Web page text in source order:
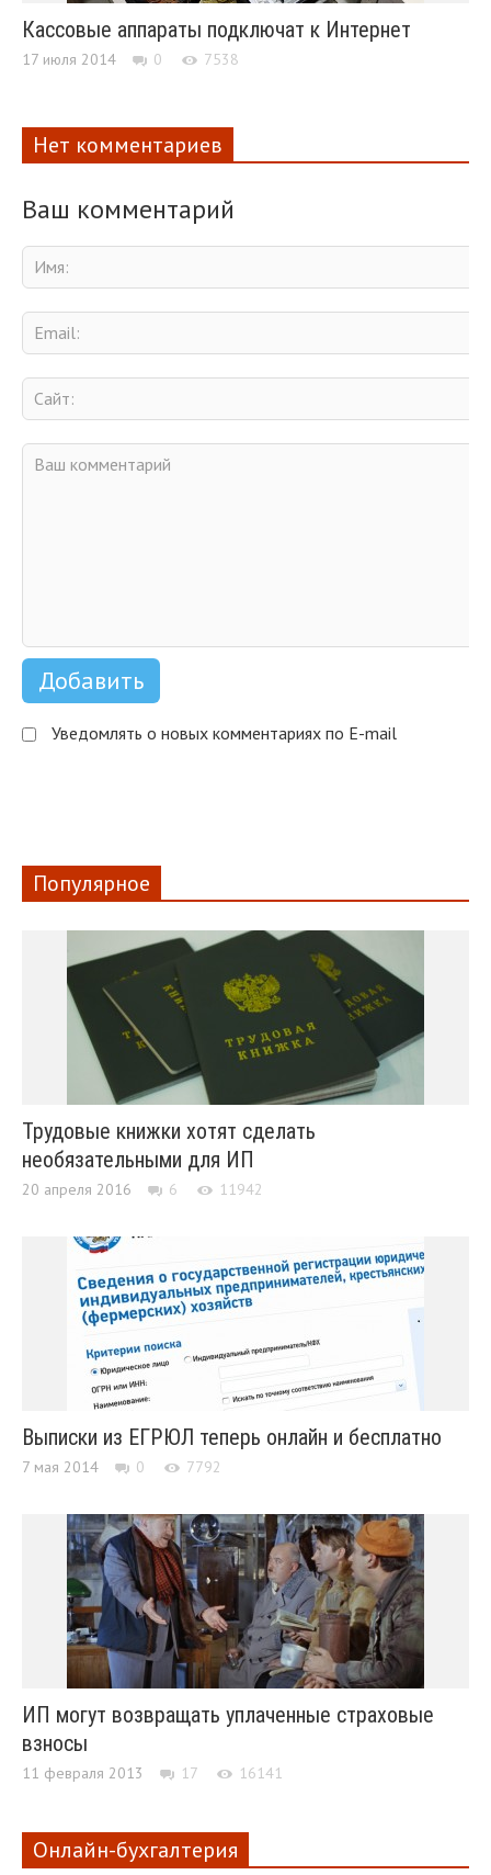
Кассовые аппараты подключат к Интернет
17 июля 2014 0 7538
Нет комментариев
Ваш комментарий
Уведомлять о новых комментариях по E-mail
Популярное
Трудовые книжки хотят сделать
необязательными для ИП
20 апреля 2016 6 11942
Выписки из ЕГРЮЛ теперь онлайн и бесплатно
7 мая 2014 0 7792
ИП могут возвращать уплаченные страховые
взносы
11 февраля 2013 17 16141
Онлайн-бухгалтерия